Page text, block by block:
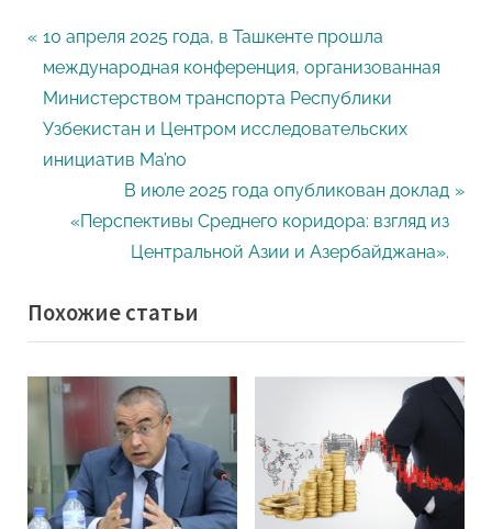
Навигация
по
записям
P
r
e
v
i
o
s
t
10 апреля 2025 года, в Ташкенте прошла
международная конференция, организованная
Министерством транспорта Республики
Узбекистан и Центром исследовательских
инициатив Ma’no
N
e
x
P
o
s
t
:
В июле 2025 года опубликован доклад
«Перспективы Среднего коридора: взгляд из
Центральной Азии и Азербайджана».
Похожие статьи